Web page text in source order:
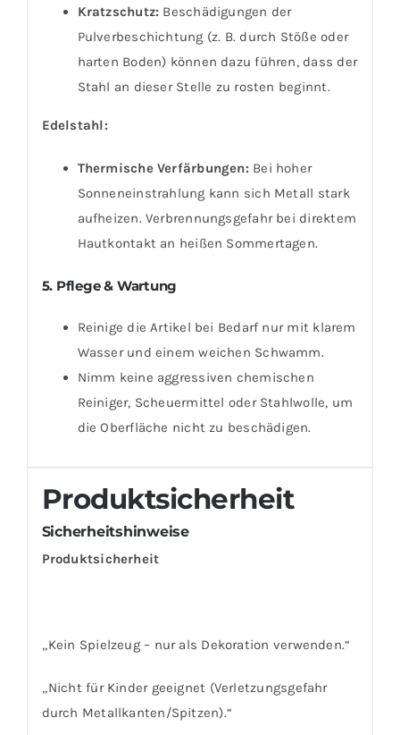
Kratzschutz: Beschädigungen der
Pulverbeschichtung (z. B. durch Stöße oder
harten Boden) können dazu führen, dass der
Stahl an dieser Stelle zu rosten beginnt.
Edelstahl:
Thermische Verfärbungen: Bei hoher
Sonneneinstrahlung kann sich Metall stark
aufheizen. Verbrennungsgefahr bei direktem
Hautkontakt an heißen Sommertagen.
5. Pflege & Wartung
Reinige die Artikel bei Bedarf nur mit klarem
Wasser und einem weichen Schwamm.
Nimm keine aggressiven chemischen
Reiniger, Scheuermittel oder Stahlwolle, um
die Oberfläche nicht zu beschädigen.
Produktsicherheit
Sicherheitshinweise
Produktsicherheit
„Kein Spielzeug – nur als Dekoration verwenden.“
„Nicht für Kinder geeignet (Verletzungsgefahr
durch Metallkanten/Spitzen).“